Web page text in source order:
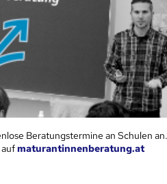
Beratungstermine an Schulen
maturantinnenberatung.at